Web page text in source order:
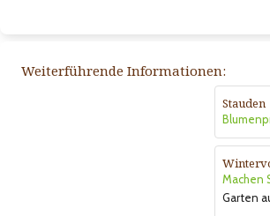
Weiterführende Informationen:
Stauden
Machen
Garten